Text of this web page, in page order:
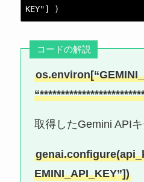
KEY"] )
コードの解説
取得したGemini APIキ
EMINI_API_KEY”])